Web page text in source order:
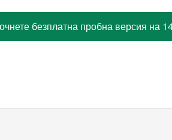
безплатна пробна версия на